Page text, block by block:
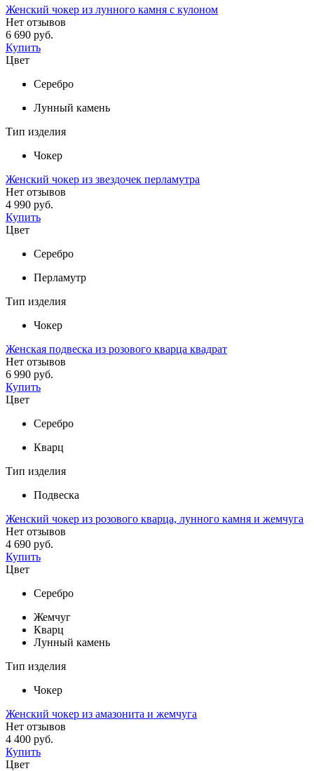
Женский чокер из лунного камня с кулоном
Нет отзывов
6 690 руб.
Купить
Цвет
Серебро
Лунный камень
Тип изделия
Чокер
Женский чокер из звездочек перламутра
Нет отзывов
4 990 руб.
Купить
Цвет
Серебро
Перламутр
Тип изделия
Чокер
Женская подвеска из розового кварца квадрат
Нет отзывов
6 990 руб.
Купить
Цвет
Серебро
Кварц
Тип изделия
Подвеска
Женский чокер из розового кварца, лунного камня и жемчуга
Нет отзывов
4 690 руб.
Купить
Цвет
Серебро
Жемчуг
Кварц
Лунный камень
Тип изделия
Чокер
Женский чокер из амазонита и жемчуга
Нет отзывов
4 400 руб.
Купить
Цвет